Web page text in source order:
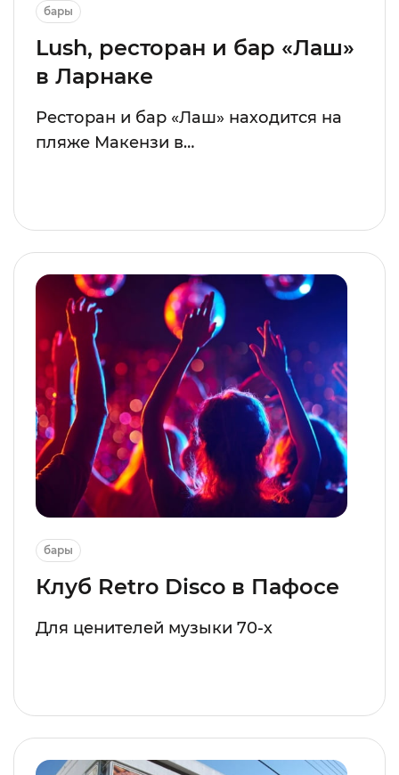
бары
Lush, ресторан и бар «Лаш»
в Ларнаке
Ресторан и бар «Лаш» находится на
пляже Макензи в…
бары
Клуб Retro Disco в Пафосе
Для ценителей музыки 70-х